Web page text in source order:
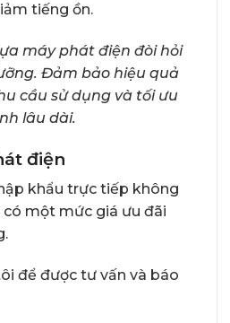
tiếng ồn.
máy phát điện đòi hỏi
Đảm bảo hiệu quả
cầu sử dụng và tối ưu
lâu dài.
điện
khẩu trực tiếp không
một mức giá ưu đãi
để được tư vấn và báo